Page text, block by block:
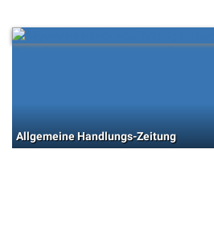
Allgemeine Handlungs-Zeitung